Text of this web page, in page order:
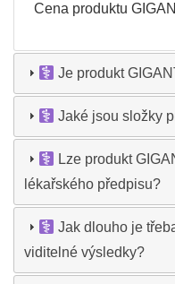
Cena produktu
Je produkt
Jaké jsou složky
Lze produkt
lékařského předpisu?
Jak dlouho je
viditelné výsledky?